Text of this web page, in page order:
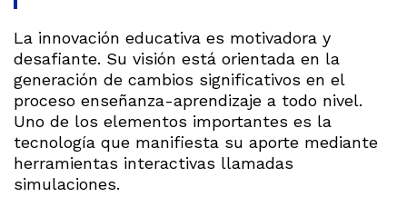
La innovación educativa es motivadora y
desafiante. Su visión está orientada en la
generación de cambios significativos en el
proceso enseñanza-aprendizaje a todo nivel.
Uno de los elementos importantes es la
tecnología que manifiesta su aporte mediante
herramientas interactivas llamadas
simulaciones.